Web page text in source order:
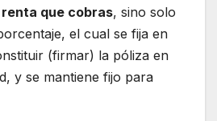
que cobras, sino solo
el cual se fija en
(firmar) la póliza en
y se mantiene fijo para